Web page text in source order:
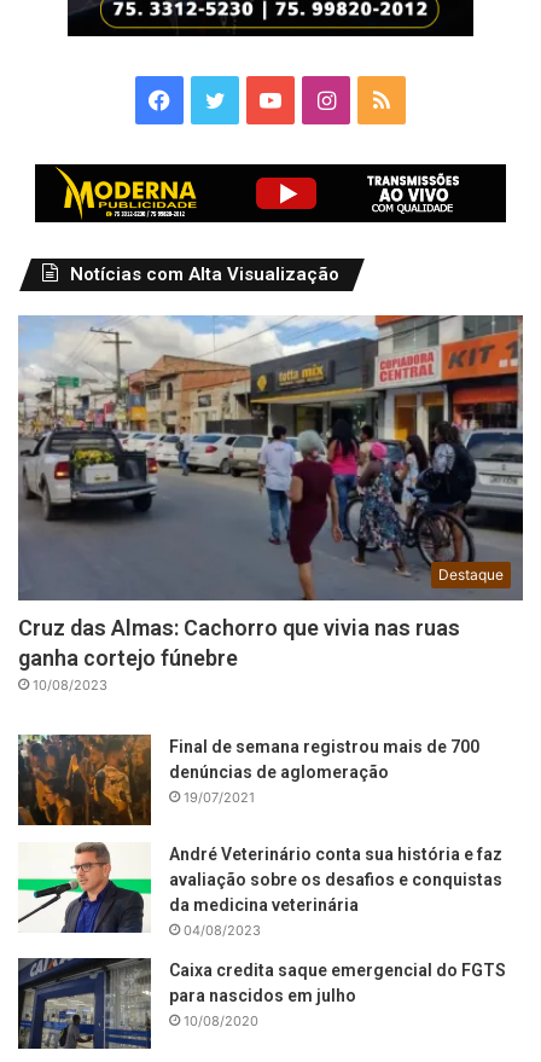
Facebook
TwitterYouTubeInstagram
RSS
Notícias com Alta Visualização
Destaque
Cruz das Almas: Cachorro que vivia nas ruas
ganha cortejo fúnebre
10/08/2023
Final de semana registrou mais de 700
denúncias de aglomeração
19/07/2021
André Veterinário conta sua história e faz
avaliação sobre os desafios e conquistas
da medicina veterinária
04/08/2023
Caixa credita saque emergencial do FGTS
para nascidos em julho
10/08/2020